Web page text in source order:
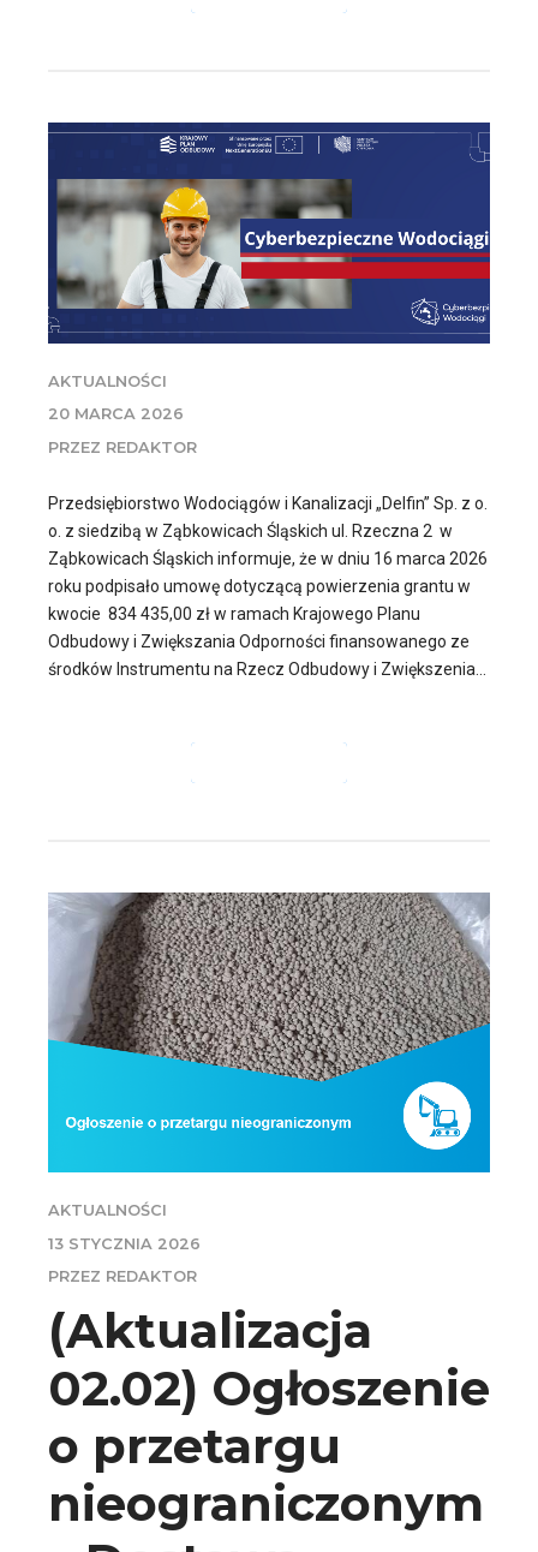
AKTUALNOŚCI
20 MARCA 2026
PRZEZ REDAKTOR
Przedsiębiorstwo Wodociągów i Kanalizacji „Delfin” Sp. z o.
o. z siedzibą w Ząbkowicach Śląskich ul. Rzeczna 2 w
Ząbkowicach Śląskich informuje, że w dniu 16 marca 2026
roku podpisało umowę dotyczącą powierzenia grantu w
kwocie 834 435,00 zł w ramach Krajowego Planu
Odbudowy i Zwiększania Odporności finansowanego ze
środków Instrumentu na Rzecz Odbudowy i Zwiększenia...
AKTUALNOŚCI
13 STYCZNIA 2026
PRZEZ REDAKTOR
(Aktualizacja
02.02) Ogłoszenie
o przetargu
nieograniczonym